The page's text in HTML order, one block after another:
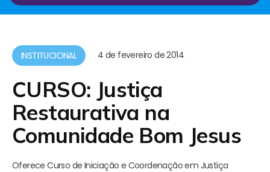
INSTITUCIONAL 4 de fevereiro de 2014
CURSO: Justiça
Restaurativa na
Comunidade Bom Jesus
Oferece Curso de Iniciação e Coordenação em Justiça